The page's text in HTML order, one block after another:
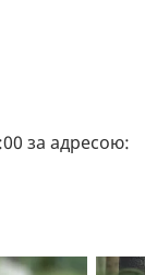
за адресою: